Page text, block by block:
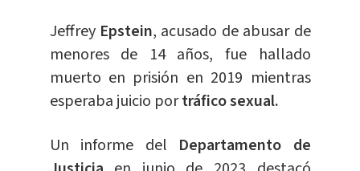
Jeffrey Epstein, acusado de abusar de
menores de 14 años, fue hallado
muerto en prisión en 2019 mientras
esperaba juicio portráfico sexual.
Un informe del Departamento de